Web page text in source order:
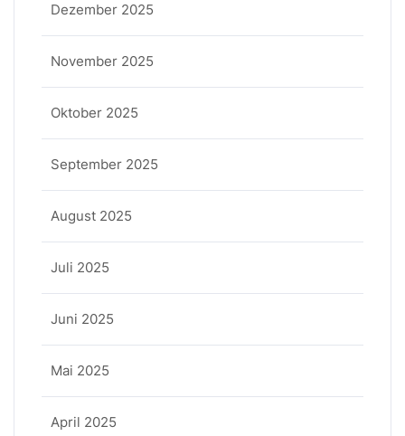
Dezember 2025
November 2025
Oktober 2025
September 2025
August 2025
Juli 2025
Juni 2025
Mai 2025
April 2025